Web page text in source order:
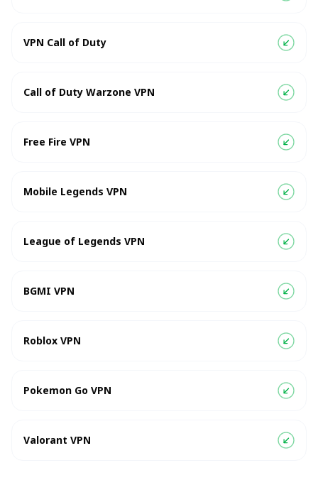
VPN Call of Duty
Call of Duty Warzone VPN
Free Fire VPN
Mobile Legends VPN
League of Legends VPN
BGMI VPN
Roblox VPN
Pokemon Go VPN
Valorant VPN